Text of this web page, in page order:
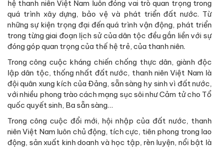
hệ thanh niên Việt Nam luôn đóng vai trò quan trọng trong
quá trình xây dựng, bảo vệ và phát triển đất nước. Từ
những sự kiện trọng đại đến quá trình vận động, phát triển
trong từng giai đoạn lịch sử của dân tộc đều gắn liền với sự
đóng góp quan trọng của thế hệ trẻ, của thanh niên.
Trong công cuộc kháng chiến chống thực dân, giành độc
lập dân tộc, thống nhất đất nước, thanh niên Việt Nam là
đội quân xung kích của Đảng, sẵn sàng hy sinh vì đất nước,
với nhiều phong trào cách mạng sục sôi như Cảm tử cho Tổ
quốc quyết sinh, Ba sẵn sàng…
Trong công cuộc đổi mới, hội nhập của đất nước, thanh
niên Việt Nam luôn chủ động, tích cực, tiên phong trong lao
động, sản xuất kinh doanh và học tập, rèn luyện, nổi bật là